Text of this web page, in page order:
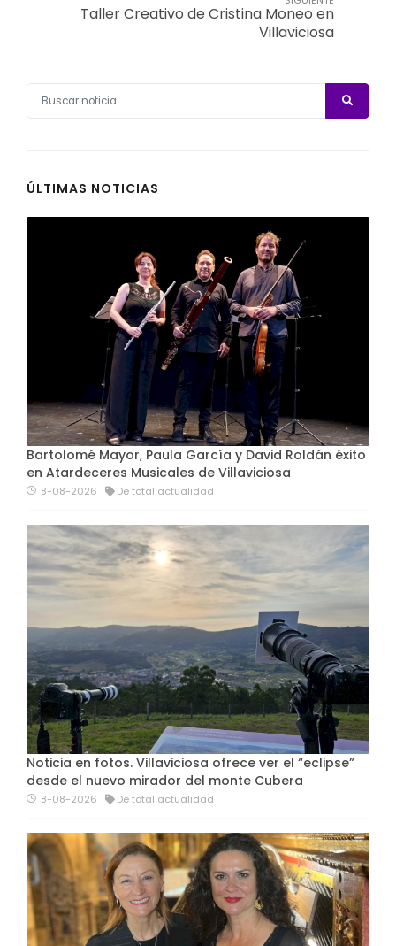
Taller Creativo de Cristina Moneo en
Villaviciosa
ÚLTIMAS NOTICIAS
Bartolomé Mayor, Paula García y David Roldán éxito
en Atardeceres Musicales de Villaviciosa
8-08-2026 De total actualidad
Noticia en fotos. Villaviciosa ofrece ver el “eclipse”
desde el nuevo mirador del monte Cubera
8-08-2026 De total actualidad